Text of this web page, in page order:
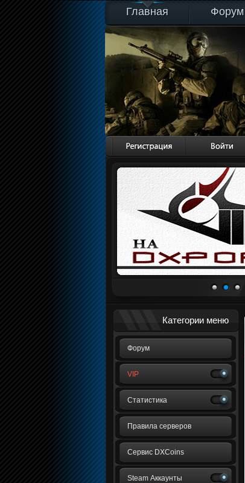
Главная Форум
Категории меню
Форум
VIP
Статистика
Правила серверов
Сервис DXCoins
Steam Аккаунты